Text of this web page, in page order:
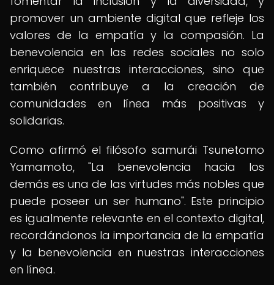
promover un ambiente digital que refleje los
valores de la empatía y la compasión. La
benevolencia en las redes sociales no solo
enriquece nuestras interacciones, sino que
también contribuye a la creación de
comunidades en línea más positivas y
solidarias.
Como afirmó el filósofo samurái Tsunetomo
Yamamoto, "La benevolencia hacia los
demás es una de las virtudes más nobles que
puede poseer un ser humano". Este principio
es igualmente relevante en el contexto digital,
recordándonos la importancia de la empatía
y la benevolencia en nuestras interacciones
en línea.